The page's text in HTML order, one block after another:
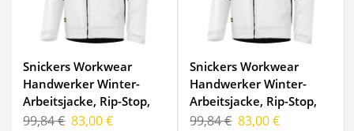
Snickers Workwear
Handwerker Winter-
Arbeitsjacke, Rip-Stop,
1128, Farbe White/Black,
99,84 € 83,00 €
Snickers Workwear
Handwerker Winter-
Arbeitsjacke, Rip-Stop,
1128, Farbe White/Black,
99,84 € 83,00 €